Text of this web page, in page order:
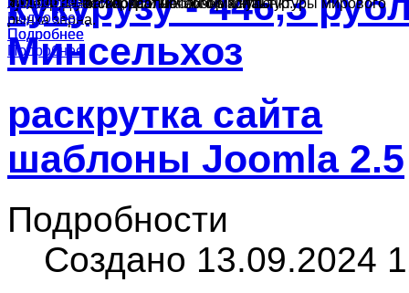
культур в России, краткий обзор конъюнктуры мирового
рынка зерна.
Подробнее
ячменя, муки и подсолнечного масла.
Подробнее
производства зерна и масличных культур.
Подробнее
Подробнее
Минсельхоз
раскрутка сайта
шаблоны Joomla 2.5
Подробности
Создано 13.09.2024